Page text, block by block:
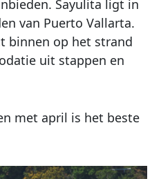
Sayulita ligt in
van Puerto Vallarta.
binnen op het strand
uit stappen en
met april is het beste